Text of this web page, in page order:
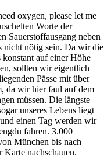
oxygen, please let me
Worte der
Sauerstoffausgang neben
nicht nötig sein. Da wir die
auf einer Höhe
sollten wir eigentlich
Pässe mit über
da wir hier faul auf dem
müssen. Die längste
unseres Lebens liegt
einen Tag werden wir
fahren. 3.000
München bis nach
nachschauen.